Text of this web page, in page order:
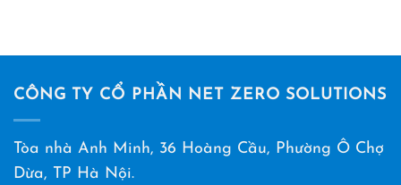
CÔNG TY CỔ PHẦN NET ZERO SOLUTIONS
Tòa nhà Anh Minh, 36 Hoàng Cầu, Phường Ô Chợ
Dừa, TP Hà Nội.